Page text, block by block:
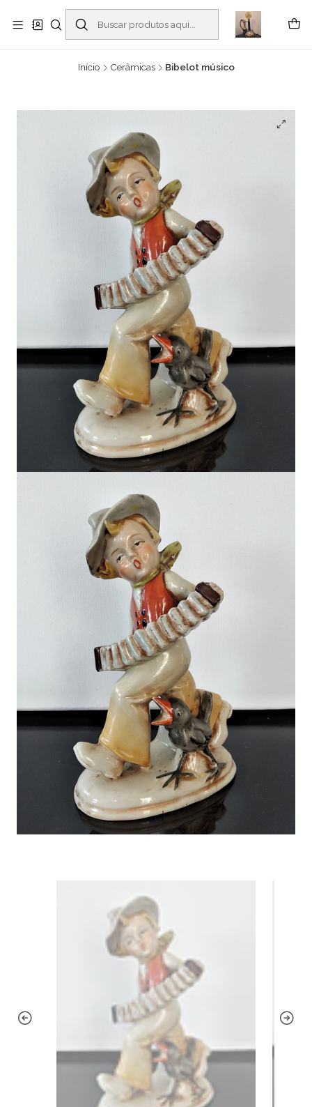
Buscantiguidades - Leilões. Colecionismo e antiguidades em Viana do
Castelo -
Leia mais
Início Cerâmicas Bibelot músico